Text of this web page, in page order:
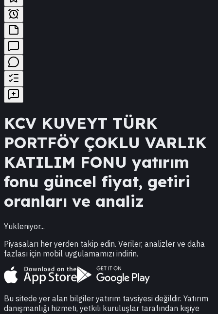
KCV KUVEYT TÜRK
PORTFÖY ÇOKLU VARLIK
KATILIM FONU yatırım
fonu güncel fiyat, getiri
oranları ve analiz
Yukleniyor...
Piyasaları her yerden takip edin. Veriler, analizler ve daha
fazlası için mobil uygulamamızı indirin.
Bu sitede yer alan bilgiler yatırım tavsiyesi değildir. Yatırım
danışmanlığı hizmeti, yetkili kuruluşlar tarafından kişiye